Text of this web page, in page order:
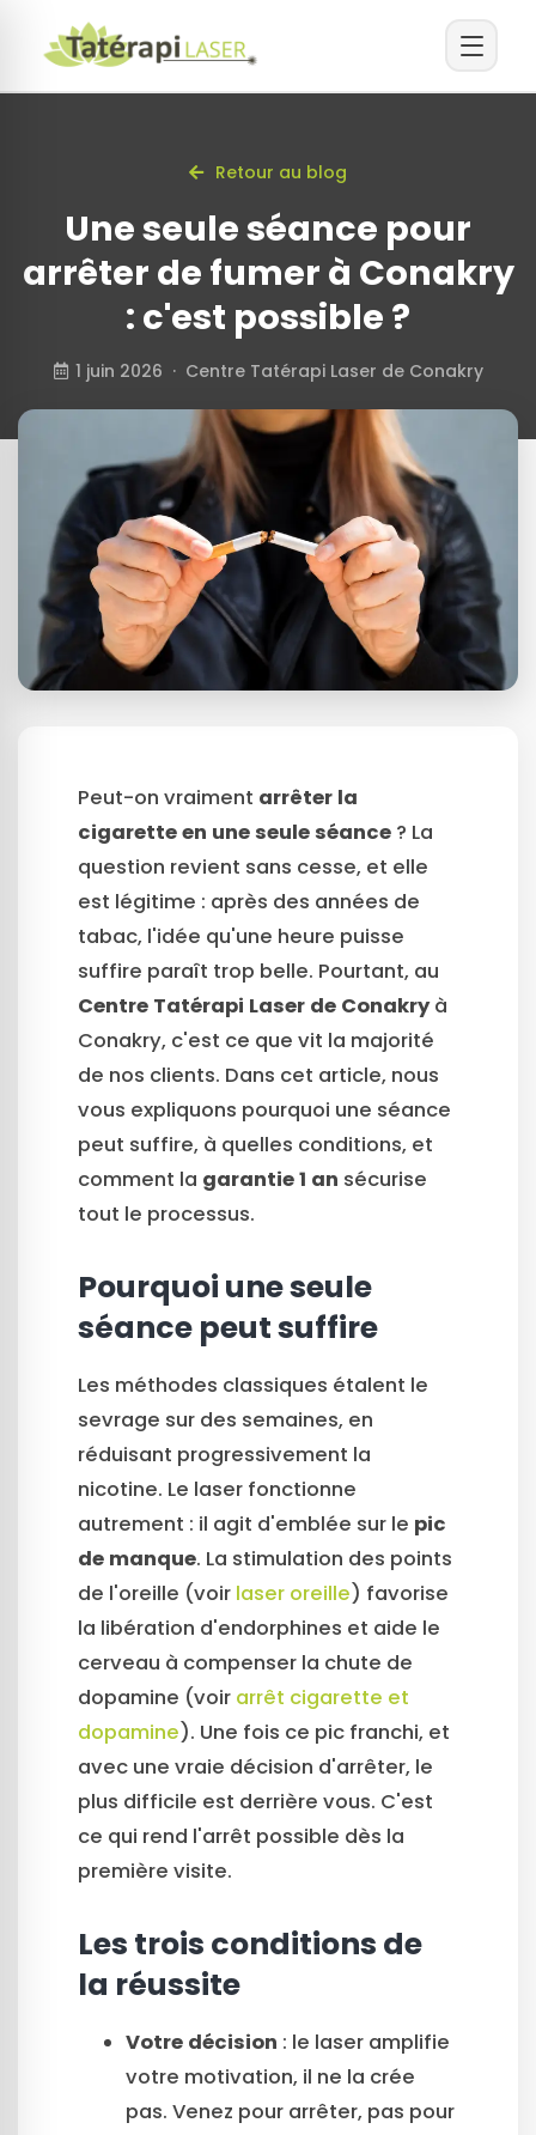
Retour au blog
Une seule séance pour
arrêter de fumer à Conakry
: c'est possible ?
1 juin 2026 · Centre Tatérapi Laser de Conakry
Peut-on vraiment arrêter la
cigarette en une seule séance ? La
question revient sans cesse, et elle
est légitime : après des années de
tabac, l'idée qu'une heure puisse
suffire paraît trop belle. Pourtant, au
Centre Tatérapi Laser de Conakryà
Conakry, c'est ce que vit la majorité
de nos clients. Dans cet article, nous
vous expliquons pourquoi une séance
peut suffire, à quelles conditions, et
comment la garantie 1 an sécurise
tout le processus.
Pourquoi une seule
séance peut suffire
Les méthodes classiques étalent le
sevrage sur des semaines, en
réduisant progressivement la
nicotine. Le laser fonctionne
autrement : il agit d'emblée sur le pic
de manque. La stimulation des points
de l'oreille (voir laser oreille) favorise
la libération d'endorphines et aide le
cerveau à compenser la chute de
dopamine (voir arrêt cigarette et
dopamine). Une fois ce pic franchi, et
avec une vraie décision d'arrêter, le
plus difficile est derrière vous. C'est
ce qui rend l'arrêt possible dès la
première visite.
Les trois conditions de
la réussite
Votre décision : le laser amplifie
votre motivation, il ne la crée
pas. Venez pour arrêter, pas pour